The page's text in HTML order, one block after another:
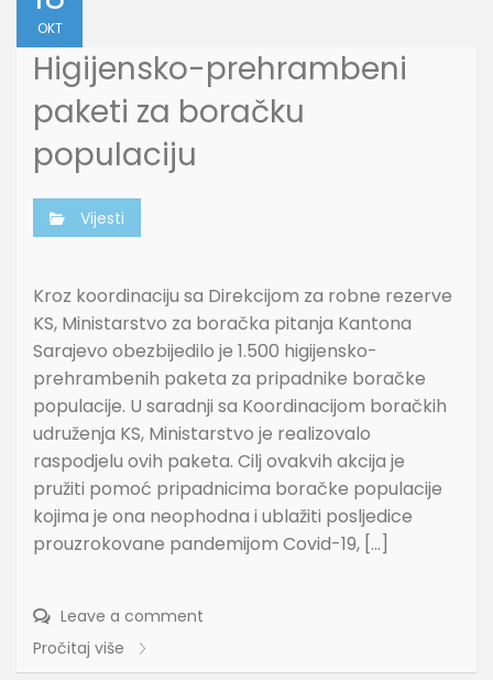
OKT
Higijensko-prehrambeni
paketi za boračku
populaciju
Vijesti
Kroz koordinaciju sa Direkcijom za robne rezerve
KS, Ministarstvo za boračka pitanja Kantona
Sarajevo obezbijedilo je 1.500 higijensko-
prehrambenih paketa za pripadnike boračke
populacije. U saradnji sa Koordinacijom boračkih
udruženja KS, Ministarstvo je realizovalo
raspodjelu ovih paketa. Cilj ovakvih akcija je
pružiti pomoć pripadnicima boračke populacije
kojima je ona neophodna i ublažiti posljedice
prouzrokovane pandemijom Covid-19, […]
Leave a comment
Pročitaj više